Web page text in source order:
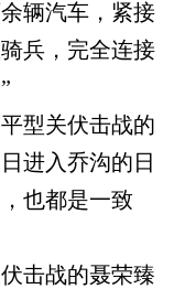
辆汽车，紧接
兵，完全连接
型关伏击战的
进入乔沟的日
也都是一致
击战的聂荣臻